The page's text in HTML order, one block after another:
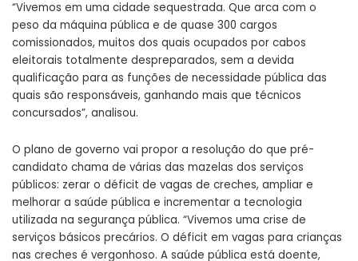
“Vivemos em uma cidade sequestrada. Que arca com o
peso da máquina pública e de quase 300 cargos
comissionados, muitos dos quais ocupados por cabos
eleitorais totalmente despreparados, sem a devida
qualificação para as funções de necessidade pública das
quais são responsáveis, ganhando mais que técnicos
concursados”, analisou.
O plano de governo vai propor a resolução do que pré-
candidato chama de várias das mazelas dos serviços
públicos: zerar o déficit de vagas de creches, ampliar e
melhorar a saúde pública e incrementar a tecnologia
utilizada na segurança pública. “Vivemos uma crise de
serviços básicos precários. O déficit em vagas para crianças
nas creches é vergonhoso. A saúde pública está doente,